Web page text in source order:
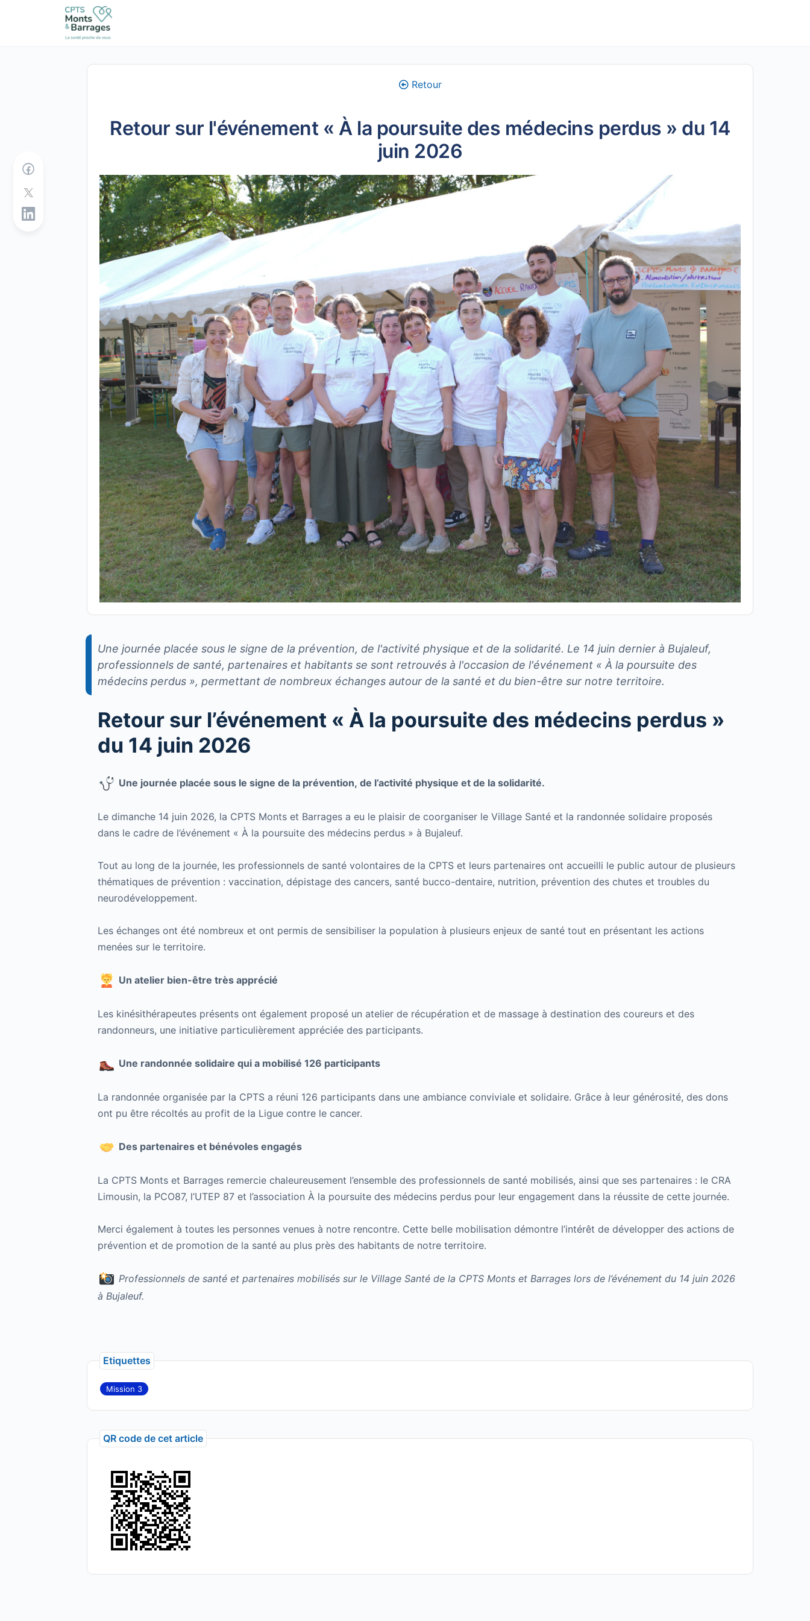
Retour
Retour sur l'événement « À la poursuite des médecins perdus » du 14
juin 2026
Une journée placée sous le signe de la prévention, de l'activité physique et de la solidarité. Le 14 juin dernier à Bujaleuf,
professionnels de santé, partenaires et habitants se sont retrouvés à l'occasion de l'événement « À la poursuite des
médecins perdus », permettant de nombreux échanges autour de la santé et du bien-être sur notre territoire.
Retour sur l’événement « À la poursuite des médecins perdus »
du 14 juin 2026
Une journée placée sous le signe de la prévention, de l’activité physique et de la solidarité.
Le dimanche 14 juin 2026, la CPTS Monts et Barrages a eu le plaisir de coorganiser le Village Santé et la randonnée solidaire proposés
dans le cadre de l’événement « À la poursuite des médecins perdus » à Bujaleuf.
Tout au long de la journée, les professionnels de santé volontaires de la CPTS et leurs partenaires ont accueilli le public autour de plusieurs
thématiques de prévention : vaccination, dépistage des cancers, santé bucco-dentaire, nutrition, prévention des chutes et troubles du
neurodéveloppement.
Les échanges ont été nombreux et ont permis de sensibiliser la population à plusieurs enjeux de santé tout en présentant les actions
menées sur le territoire.
Un atelier bien-être très apprécié
Les kinésithérapeutes présents ont également proposé un atelier de récupération et de massage à destination des coureurs et des
randonneurs, une initiative particulièrement appréciée des participants.
Une randonnée solidaire qui a mobilisé 126 participants
La randonnée organisée par la CPTS a réuni 126 participants dans une ambiance conviviale et solidaire. Grâce à leur générosité, des dons
ont pu être récoltés au profit de la Ligue contre le cancer.
Des partenaires et bénévoles engagés
La CPTS Monts et Barrages remercie chaleureusement l’ensemble des professionnels de santé mobilisés, ainsi que ses partenaires : le CRA
Limousin, la PCO87, l’UTEP 87 et l’association À la poursuite des médecins perdus pour leur engagement dans la réussite de cette journée.
Merci également à toutes les personnes venues à notre rencontre. Cette belle mobilisation démontre l’intérêt de développer des actions de
prévention et de promotion de la santé au plus près des habitants de notre territoire.
Professionnels de santé et partenaires mobilisés sur le Village Santé de la CPTS Monts et Barrages lors de l’événement du 14 juin 2026
à Bujaleuf.
Etiquettes
Mission 3
QR code de cet article